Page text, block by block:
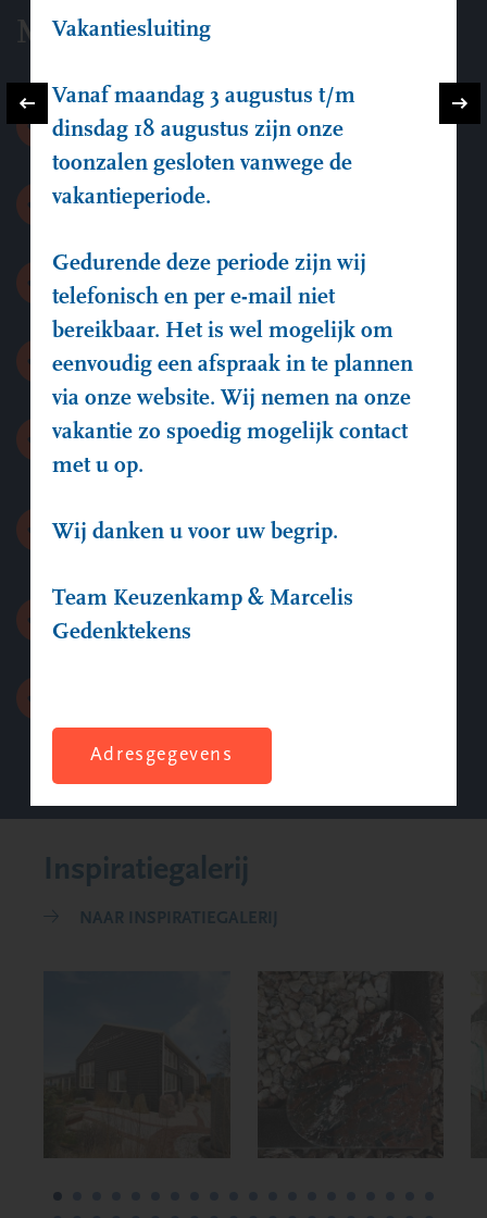
Marcelis?
125 jaar ervaring
Persoonlijke aandacht
Garanties op onze eindproducten
Servicegericht
Vakmanschap met het hart
Uitstekende prijs-kwaliteit
verhouding
Afspraak = Afspraak
Inspiratiegalerij
NAAR INSPIRATIEGALERIJ
Vakantiesluiting
Vanaf maandag 3 augustus t/m
dinsdag 18 augustus zijn onze
toonzalen gesloten vanwege de
vakantieperiode.
Gedurende deze periode zijn wij
telefonisch en per e-mail niet
bereikbaar. Het is wel mogelijk om
eenvoudig een afspraak in te plannen
via onze website. Wij nemen na onze
vakantie zo spoedig mogelijk contact
met u op.
Wij danken u voor uw begrip.
Team Keuzenkamp & Marcelis
Gedenktekens
Adresgegevens